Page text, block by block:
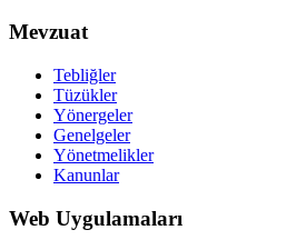
Mevzuat
Tebliğler
Tüzükler
Yönergeler
Genelgeler
Yönetmelikler
Kanunlar
Web Uygulamaları